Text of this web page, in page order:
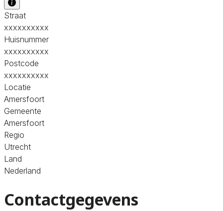
Straat
xxxxxxxxxx
Huisnummer
xxxxxxxxxx
Postcode
xxxxxxxxxx
Locatie
Amersfoort
Gemeente
Amersfoort
Regio
Utrecht
Land
Nederland
Contactgegevens